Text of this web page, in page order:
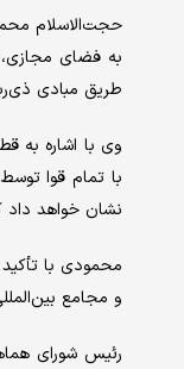
حجت‌الاسلام
به فضای مجازی،
طریق مبادی
وی با اشاره به
با تمام قوا
نشان خواهد داد
محمودی با
و مجامع
رئیس شورای